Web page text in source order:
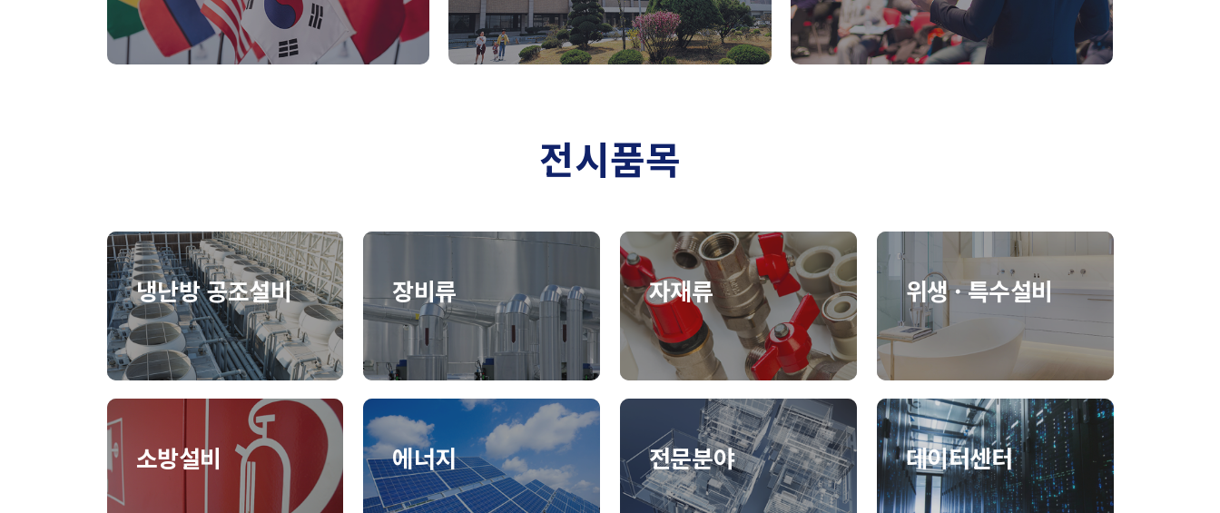
전시품목
냉난방 공조설비 장비류 자재류 위생 · 특수설비
소방설비 에너지 전문분야 데이터센터